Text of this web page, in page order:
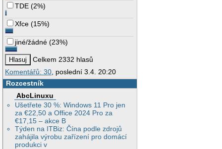
TDE (2%)
Xfce (15%)
jiné/žádné (23%)
Celkem 2332 hlasů
Komentářů: 30, poslední 3.4. 20:20
Rozcestník
AbcLinuxu
Ušetřete 30 %: Windows 11 Pro jen
za €22,50 a Office 2024 Pro za
€17,15 – akce B
Týden na ITBiz: Čína podle zdrojů
zahájila výrobu zařízení pro domácí
produkci v